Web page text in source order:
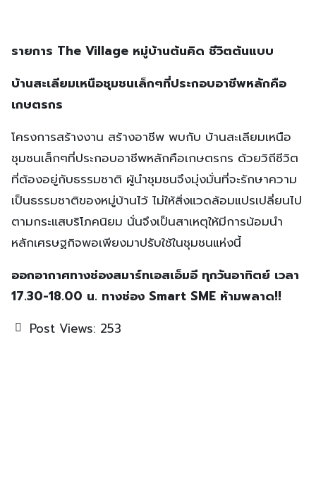
รายการ The Village หมู่บ้านต้นคิด ชีวิตต้นแบบ
บ้านสะเลียมเหนือชุมชนเล็กๆที่ประกอบอาชีพหลักคือ
เกษตรกร
โครงการสร้างงาน สร้างอาชีพ พบกับ บ้านสะเลียมเหนือ
ชุมชนเล็กๆที่ประกอบอาชีพหลักคือเกษตรกร ด้วยวิถีชีวิต
ที่ต้องอยู่กับธรรมชาติ ผู้นำชุมชนจึงมุ่งมั่นที่จะรักษาความ
เป็นธรรมชาติของหมู่บ้านไว้ ไม่ให้สิ่งแวดล้อมแปรเปลี่ยนไป
ตามกระแสบริโภคนิยม นั่นจึงเป็นสาเหตุให้มีการน้อมนำ
หลักเศรษฐกิจพอเพียงมาปรับใช้ในชุมชนแห่งนี้
ออกอากาศทางช่องสมาร์ทเอสเอ็มอี ทุกวันอาทิตย์ เวลา
17.30-18.00 น. ทางช่อง Smart SME ห้ามพลาด!!
Post Views: 253